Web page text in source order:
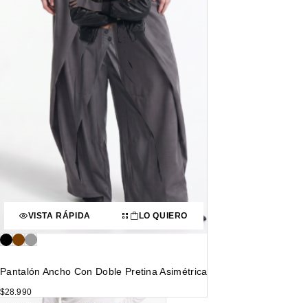
VISTA RÁPIDA LO QUIERO
Pantalón Ancho Con Doble Pretina Asimétrica
$28.990